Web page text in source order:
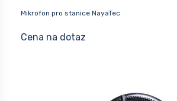
Mikrofon pro stanice NayaTec
Cena na dotaz